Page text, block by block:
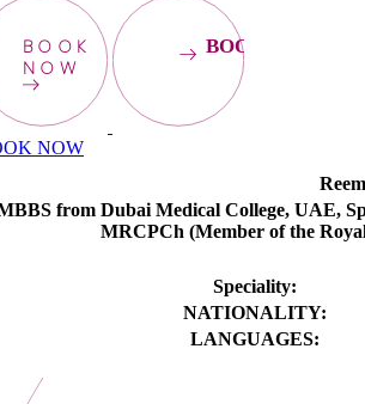
BOOK
NOW
BOOKNOW
NOW
from Dubai Medical College, UAE,
MRCPCh (Member of the
Speciality:
NATIONALITY:
LANGUAGES: